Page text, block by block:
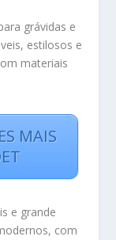
grávidas e
estilosos e
materiais
MAIS
e grande
com